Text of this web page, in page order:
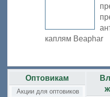
каплям Beaphar
Оптовикам
Акции для оптовиков